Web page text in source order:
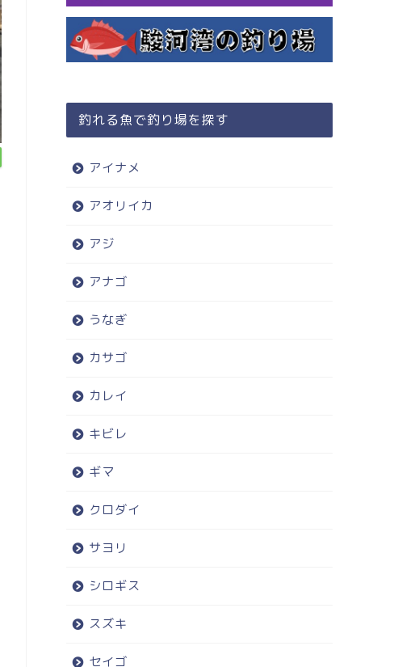
釣れる魚で釣り場を探す
アイナメ
アオリイカ
アジ
アナゴ
うなぎ
カサゴ
カレイ
キビレ
ギマ
クロダイ
サヨリ
シロギス
スズキ
セイゴ